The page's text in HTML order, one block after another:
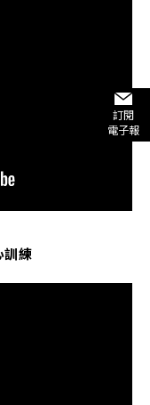
訂閱
電子報
訓練